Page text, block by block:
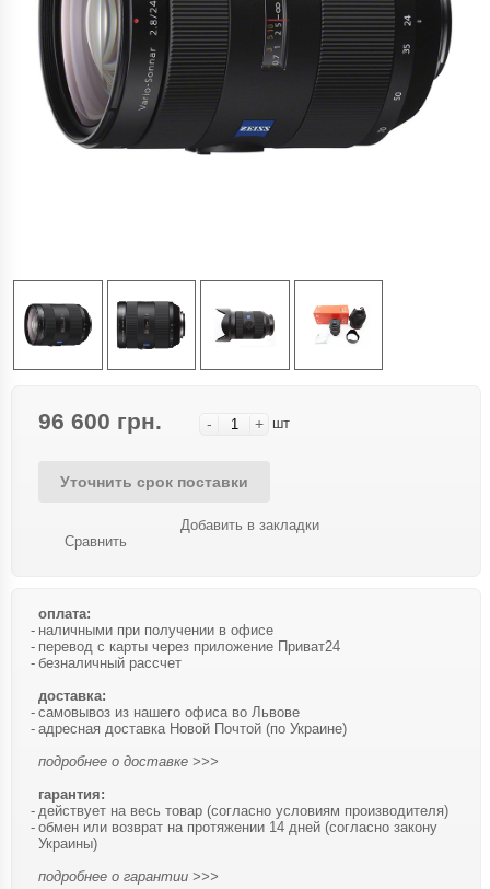
96 600 грн. - + шт
Уточнить срок поставки
Сравнить
Добавить в закладки
оплата:
наличными при получении в офисе
перевод с карты через приложение Приват24
безналичный рассчет
доставка:
самовывоз из нашего офиса во Львове
адресная доставка Новой Почтой (по Украине)
подробнее о доставке >>>
гарантия:
действует на весь товар (согласно условиям производителя)
обмен или возврат на протяжении 14 дней (согласно закону
Украины)
подробнее о гарантии >>>